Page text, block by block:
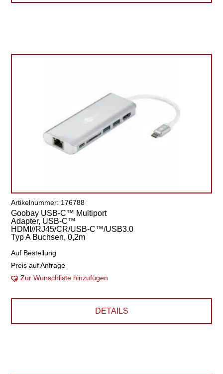
Artikelnummer: 176788
Goobay USB-C™ Multiport
Adapter, USB-C™
HDMI//RJ45/CR/USB-C™/USB3.0
Typ A Buchsen, 0,2m
Auf Bestellung
Preis auf Anfrage
Zur Wunschliste hinzufügen
DETAILS